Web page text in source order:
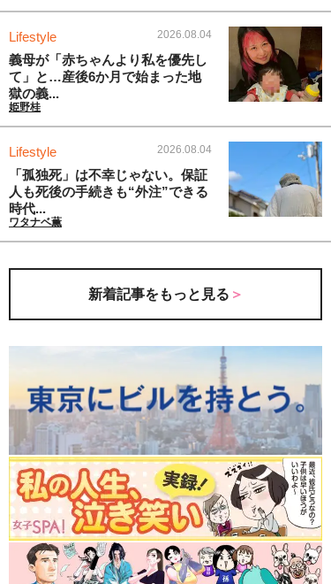
Lifestyle 2026.08.04
義母が「赤ちゃんより私を優先し
て」と…産後6か月で始まった地
獄の義...
姫野桂
Lifestyle 2026.08.04
「孤独死」は不幸じゃない。保証
人も死後の手続きも“外注”できる
時代...
ワタナベ薫
新着記事をもっと見る